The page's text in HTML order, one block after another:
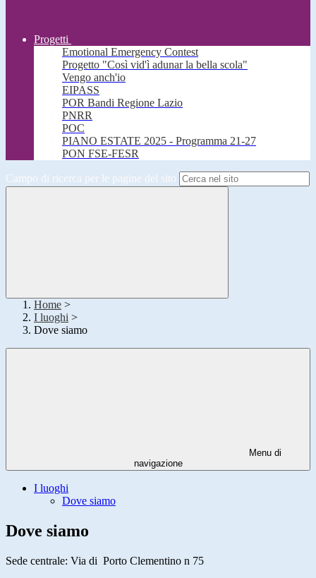
Progetti
Emotional Emergency Contest
Progetto "Così vid'ì adunar la bella scola"
Vengo anch'io
EIPASS
POR Bandi Regione Lazio
PNRR
POC
PIANO ESTATE 2025 - Programma 21-27
PON FSE-FESR
Campo di ricerca per le pagine del sito
Home >
I luoghi >
Dove siamo
Menu di
navigazione
I luoghi
Dove siamo
Dove siamo
Sede centrale: Via di Porto Clementino n 75